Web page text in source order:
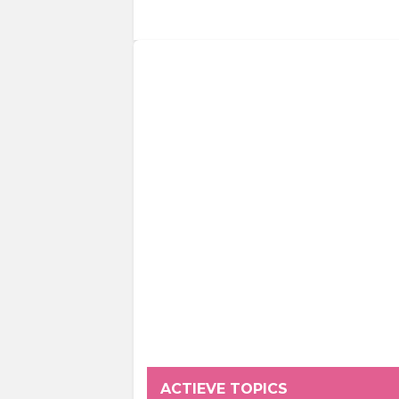
ACTIEVE TOPICS